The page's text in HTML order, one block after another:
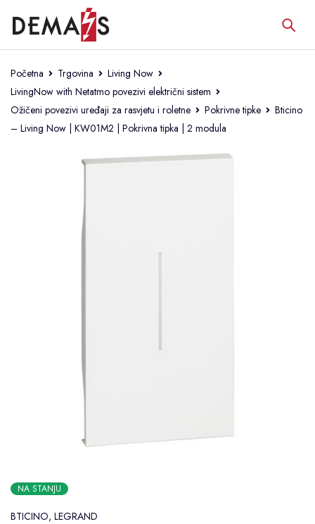
Početna Trgovina
Living Now
LivingNow with Netatmo povezivi električni sistem
Ožičeni povezivi uređaji za rasvjetu i roletne
Pokrivne tipke
Bticino
– Living Now | KW01M2 | Pokrivna tipka | 2 modula
NA STANJU
BTICINO, LEGRAND